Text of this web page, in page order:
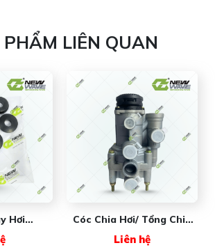
LIÊN QUAN
Hơi
Cóc Chia Hơi/ Tổng Chia
(#9730093000) New Wave
Liên hệ